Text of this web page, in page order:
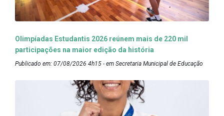
Olimpíadas Estudantis 2026 reúnem mais de 220 mil
participações na maior edição da história
Publicado em: 07/08/2026 4h15 - em Secretaria Municipal de Educação